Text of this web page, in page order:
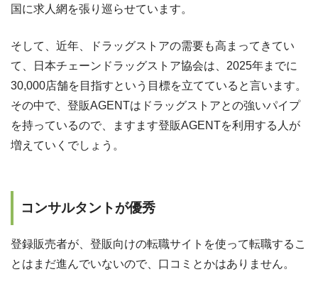
国に求人網を張り巡らせています。
そして、近年、ドラッグストアの需要も高まってきてい
て、日本チェーンドラッグストア協会は、2025年までに
30,000店舗を目指すという目標を立てていると言います。
その中で、登販AGENTはドラッグストアとの強いパイプ
を持っているので、ますます登販AGENTを利用する人が
増えていくでしょう。
コンサルタントが優秀
登録販売者が、登販向けの転職サイトを使って転職するこ
とはまだ進んでいないので、口コミとかはありません。